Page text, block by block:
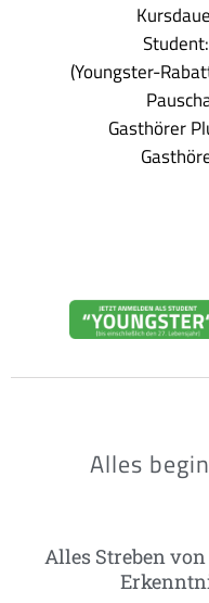
(Youngster-
Gasthörer
Alles
Alles Streben